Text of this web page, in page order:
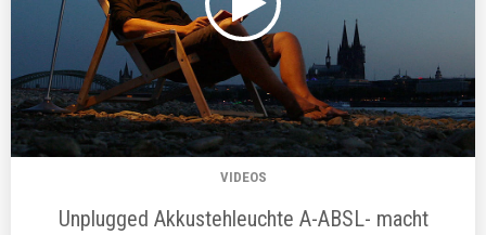
VIDEOS
Unplugged Akkustehleuchte A-ABSL- macht